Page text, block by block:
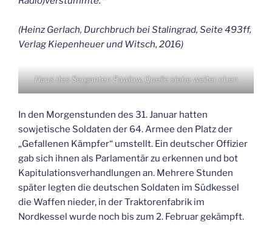
(Heinz Gerlach, Durchbruch bei Stalingrad, Seite 493ff,
Verlag Kiepenheuer und Witsch, 2016)
Haus des Serganten Pawlow, Quelle siehe weiter oben
In den Morgenstunden des 31. Januar hatten
sowjetische Soldaten der 64. Armee den Platz der
„Gefallenen Kämpfer“ umstellt. Ein deutscher Offizier
gab sich ihnen als Parlamentär zu erkennen und bot
Kapitulationsverhandlungen an. Mehrere Stunden
später legten die deutschen Soldaten im Südkessel
die Waffen nieder, in der Traktorenfabrik im
Nordkessel wurde noch bis zum 2. Februar gekämpft.